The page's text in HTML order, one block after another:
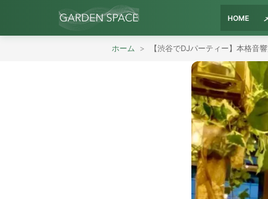
HOME
ホーム 【渋谷でDJパーティー】本格音